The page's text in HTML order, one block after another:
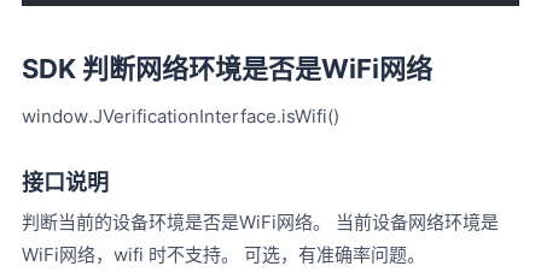
SDK 判断网络环境是否是WiFi网络
window.JVerificationInterface.isWifi()
接口说明
判断当前的设备环境是否是WiFi网络。 当前设备网络环境是
WiFi网络，wifi 时不支持。 可选，有准确率问题。